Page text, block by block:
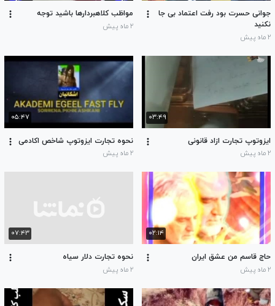
جوانی حسرت بود رفت اعتماد بی جا
نکنید
۲ ماه پیش
مواظب کلاهبردارها باشید توجه
۲ ماه پیش
۰۳:۴۹
ایزوتوپ تجارت ازاد قانونی
۲ ماه پیش
۰۵:۴۷
نحوه تجارت ایزوتوپ شاخص اکادمی
۲ ماه پیش
۰۲:۱۴
حاج قاسم من عشق ایران
۲ ماه پیش
۰۷:۴۳
نحوه تجارت دلار سیاه
۲ ماه پیش